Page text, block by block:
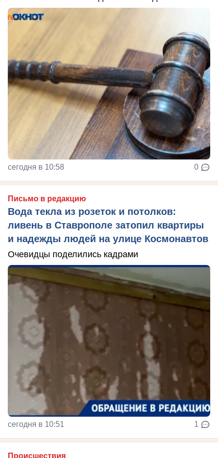
сегодня в 10:58 0
Письмо в редакцию
Вода текла из розеток и потолков:
ливень в Ставрополе затопил квартиры
и надежды людей на улице Космонавтов
Очевидцы поделились кадрами
сегодня в 10:51 1
Происшествия